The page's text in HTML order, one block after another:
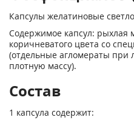
Капсулы желатиновые
Содержимое капсул: рыхлая
коричневатого цвета со
(отдельные агломераты при
плотную массу).
Состав
1 капсула содержит: